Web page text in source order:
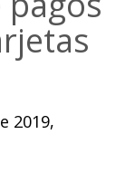
2019,